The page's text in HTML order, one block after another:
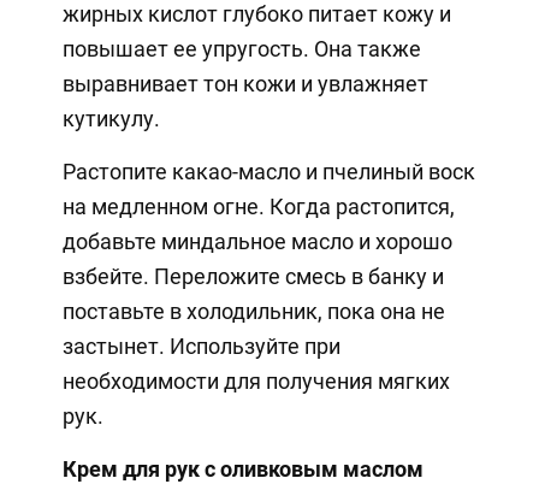
жирных кислот глубоко питает кожу и
повышает ее упругость. Она также
выравнивает тон кожи и увлажняет
кутикулу.
Растопите какао-масло и пчелиный воск
на медленном огне. Когда растопится,
добавьте миндальное масло и хорошо
взбейте. Переложите смесь в банку и
поставьте в холодильник, пока она не
застынет. Используйте при
необходимости для получения мягких
рук.
Крем для рук с оливковым маслом